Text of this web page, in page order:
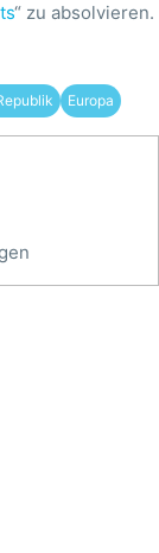
“ zu absolvieren.
Europa